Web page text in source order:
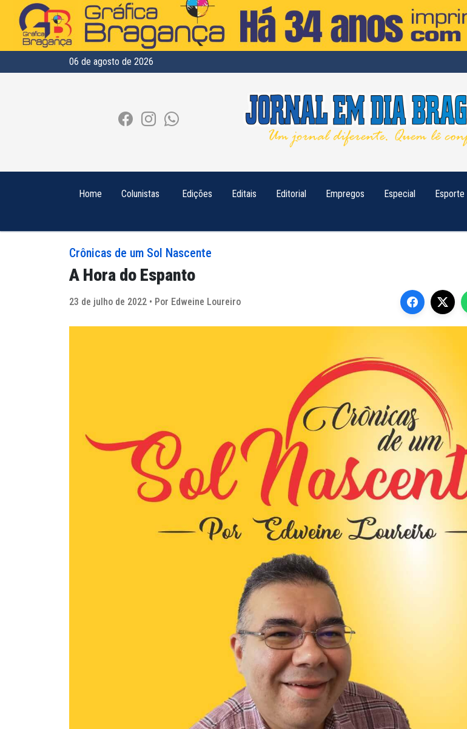
06 de agosto de 2026
Home Colunistas Edições Editais Editorial Empregos Especial Esporte
Crônicas de um Sol Nascente
A Hora do Espanto
23 de julho de 2022 • Por Edweine Loureiro